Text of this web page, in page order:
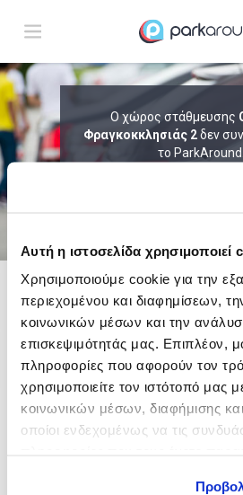
Αυτή η ιστοσελίδα χρησιμοποιεί
Χρησιμοποιούμε cookie για την
περιεχομένου και διαφημίσεων,
κοινωνικών μέσων και την
επισκεψιμότητάς μας. Επιπλέον,
πληροφορίες που αφορούν τον
χρησιμοποιείτε τον ιστότοπό μας
κοινωνικών μέσων, διαφήμισης
οποίοι ενδεχομένως να τις
Ο χώρος στάθμευσης
Φραγκοκκλησιάς 2δεν
το ParkAround.
ΤΟ PARKAROUND
Δες τώρα τα parking στο
και
ΑΠΟΤΕΛΕΣΜΑΤΑ
ΑΦΙΞΗ Παρ 07 Αυγ 03:30